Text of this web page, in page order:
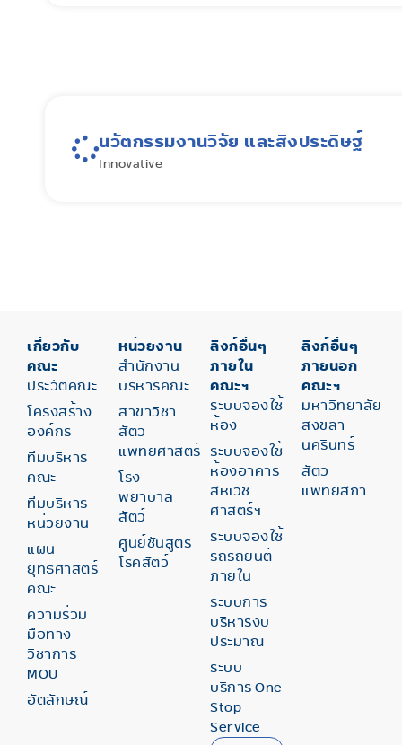
นวัตกรรมงานวิจัย และสิงประดิษฐ์
Innovative
เกี่ยวกับ
คณะ
ประวัติคณะ
โครงสร้าง
องค์กร
ทีมบริหาร
คณะ
ทีมบริหาร
หน่วยงาน
แผน
ยุทธศาสตร์
คณะ
ความร่วม
มือทาง
วิชาการ
MOU
อัตลักษณ์
หน่วยงาน
สำนักงาน
บริหารคณะ
สาขาวิชา
สัตว
แพทยศาสตร์
โรง
พยาบาล
สัตว์
ศูนย์ชันสูตร
โรคสัตว์
ลิงก์อื่นๆ
ภายใน
คณะฯ
ระบบจองใช้
ห้อง
ระบบจองใช้
ห้องอาคาร
สหเวช
ศาสตร์ฯ
ระบบจองใช้
รถรถยนต์
ภายใน
ระบบการ
บริหารงบ
ประมาณ
ระบบ
บริการ One
Stop
Service
ลิงก์อื่นๆ
ภายนอก
คณะฯ
มหาวิทยาลัย
สงขลา
นครินทร์
สัตว
แพทยสภา